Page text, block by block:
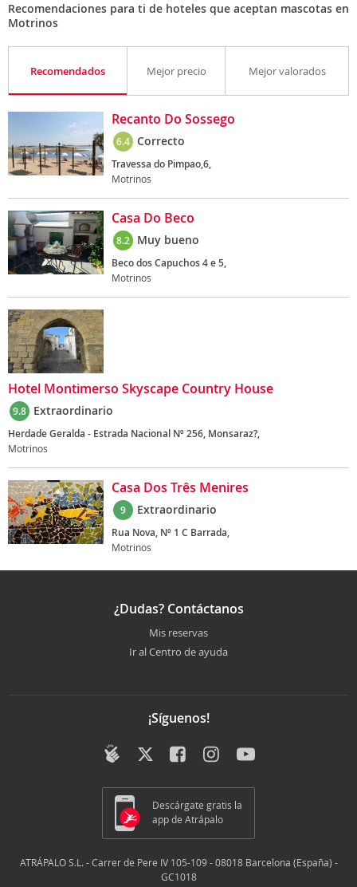
Recomendaciones para ti de hoteles que aceptan mascotas en
Motrinos
Recomendados Mejor precio Mejor valorados
Recanto Do Sossego
6.4 Correcto
Travessa do Pimpao,6,
Motrinos
Casa Do Beco
8.2 Muy bueno
Beco dos Capuchos 4 e 5,
Motrinos
Hotel Montimerso Skyscape Country House
9.8 Extraordinario
Herdade Geralda - Estrada Nacional Nº 256, Monsaraz?,
Motrinos
Casa Dos Três Menires
9 Extraordinario
Rua Nova, Nº 1 C Barrada,
Motrinos
¿Dudas? Contáctanos
Mis reservas
Ir al Centro de ayuda
¡Síguenos!
Descárgate gratis la
app de Atrápalo
ATRÁPALO S.L. - Carrer de Pere IV 105-109 - 08018 Barcelona (España) -
GC1018